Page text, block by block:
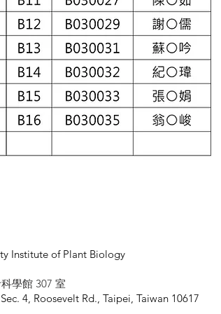
Institute of Plant Biology
學館 307 室
4, Roosevelt Rd., Taipei, Taiwan 10617